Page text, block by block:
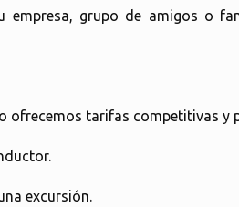
empresa, grupo de amigos o
ofrecemos tarifas competitivas
excursión.